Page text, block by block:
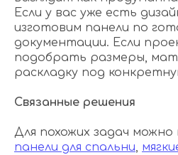
Если у вас уже есть
изготовим панели по
документации. Если
подобрать размеры,
раскладку под
Связанные решения
Для похожих задач
панели для спальни,